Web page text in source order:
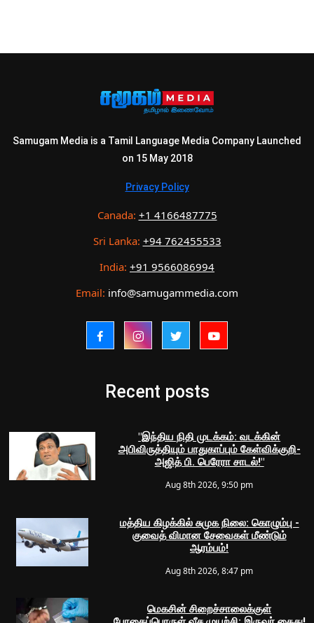
Samugam Media is a Tamil Language Media Company Launched
on 15 May 2018
Privacy Policy
Canada: +1 4166487775
Sri Lanka: +94 762455533
India: +91 9566086994
Email: info@samugammedia.com
Recent posts
"இந்திய நிதி முடக்கம்: வடக்கின்
அபிவிருத்தியும் பாதுகாப்பும் கேள்விக்குறி-
அஜித் பி. பெரேரா சாடல்!"
Aug 8th 2026, 9:50 pm
மத்திய கிழக்கில் சுமுக நிலை: கொழும்பு -
குவைத் விமான சேவைகள் மீண்டும்
ஆரம்பம்!
Aug 8th 2026, 8:47 pm
மெகசின் சிறைச்சாலைக்குள்